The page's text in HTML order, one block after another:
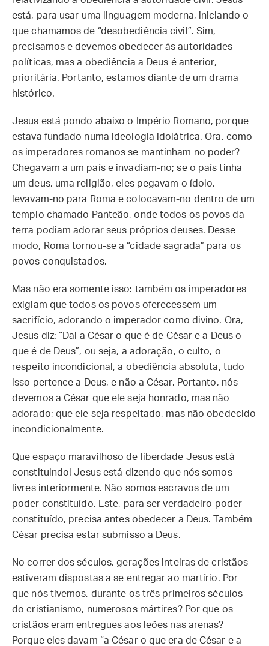
está, para usar uma linguagem moderna, iniciando o
que chamamos de “desobediência civil”. Sim,
precisamos e devemos obedecer às autoridades
políticas, mas a obediência a Deus é anterior,
prioritária. Portanto, estamos diante de um drama
histórico.
Jesus está pondo abaixo o Império Romano, porque
estava fundado numa ideologia idolátrica. Ora, como
os imperadores romanos se mantinham no poder?
Chegavam a um país e invadiam-no; se o país tinha
um deus, uma religião, eles pegavam o ídolo,
levavam-no para Roma e colocavam-no dentro de um
templo chamado Panteão, onde todos os povos da
terra podiam adorar seus próprios deuses. Desse
modo, Roma tornou-se a “cidade sagrada” para os
povos conquistados.
Mas não era somente isso: também os imperadores
exigiam que todos os povos oferecessem um
sacrifício, adorando o imperador como divino. Ora,
Jesus diz: “Dai a César o que é de César e a Deus o
que é de Deus”, ou seja, a adoração, o culto, o
respeito incondicional, a obediência absoluta, tudo
isso pertence a Deus, e não a César. Portanto, nós
devemos a César que ele seja honrado, mas não
adorado; que ele seja respeitado, mas não obedecido
incondicionalmente.
Que espaço maravilhoso de liberdade Jesus está
constituindo! Jesus está dizendo que nós somos
livres interiormente. Não somos escravos de um
poder constituído. Este, para ser verdadeiro poder
constituído, precisa antes obedecer a Deus. Também
César precisa estar submisso a Deus.
No correr dos séculos, gerações inteiras de cristãos
estiveram dispostas a se entregar ao martírio. Por
que nós tivemos, durante os três primeiros séculos
do cristianismo, numerosos mártires? Por que os
cristãos eram entregues aos leões nas arenas?
Porque eles davam “a César o que era de César e a